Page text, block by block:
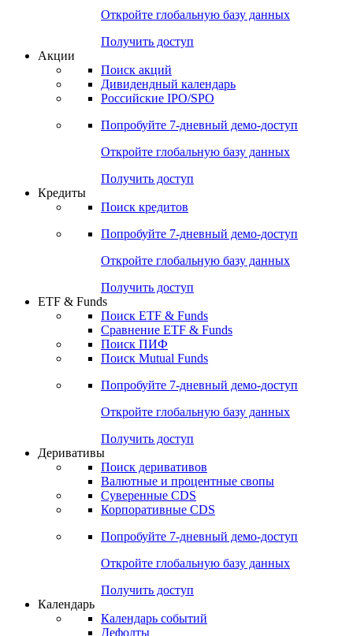
Опросы
Попробуйте7-дневный
Откройте глобальную базу данных
Получить доступ
Поиск акций
Российские IPO/SPO
Попробуйте7-дневный
Откройте глобальную базу данных
Получить доступ
Поиск кредитов
Попробуйте7-дневный
Откройте глобальную базу данных
Получить доступ
ETF & Funds
Сравнение ETF & Funds
Поиск Mutual Funds
Попробуйте7-дневный
Откройте глобальную базу данных
Получить доступ
Деривативы
Валютные и процентные свопы
Корпоративные CDS
Попробуйте7-дневный
Откройте глобальную базу данных